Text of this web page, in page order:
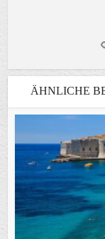
ÄHNLICHE